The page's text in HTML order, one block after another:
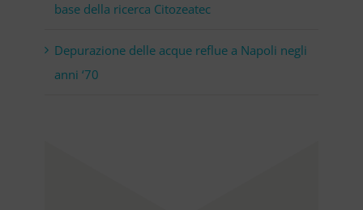
base della ricerca Citozeatec
Depurazione delle acque reflue a Napoli negli
anni ‘70